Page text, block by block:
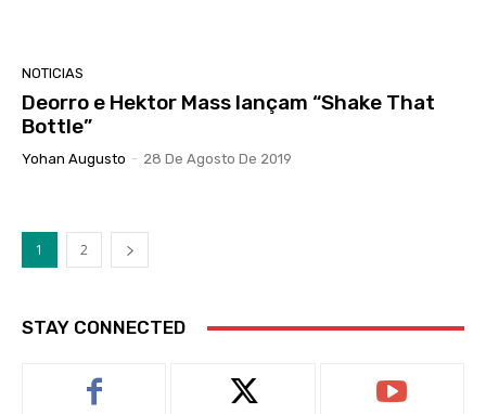
NOTICIAS
Deorro e Hektor Mass lançam “Shake That
Bottle”
Yohan Augusto - 28 De Agosto De 2019
1 2
STAY CONNECTED